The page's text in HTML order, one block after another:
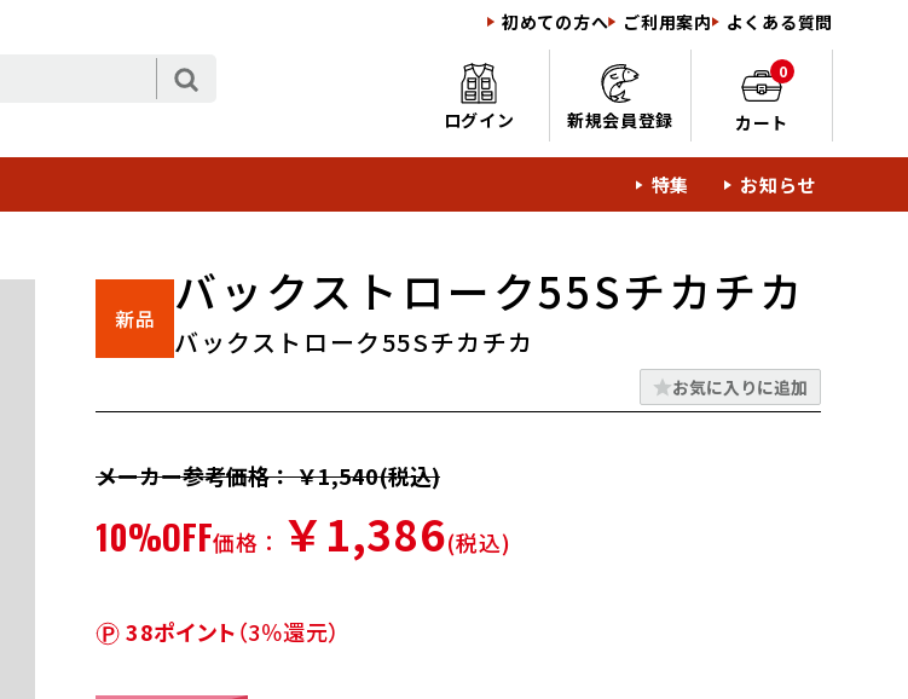
初めての方へ ご利用案内 よくある質問
ログイン 新規会員登録
0
カート
特集 お知らせ
バックストローク55Sチカチカ
バックストローク55Sチカチカ
お気に入りに追加
メーカー参考価格： ￥1,540(税込)
10%OFF価格： ￥1,386(税込)
38ポイント（3％還元）